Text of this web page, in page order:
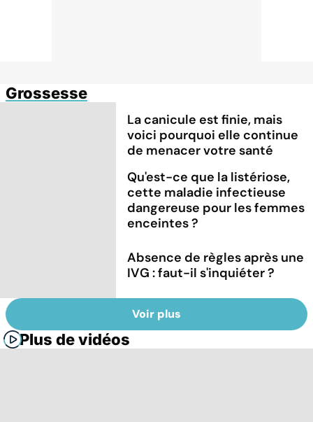
Grossesse
La canicule est finie, mais
voici pourquoi elle continue
de menacer votre santé
Qu'est-ce que la listériose,
cette maladie infectieuse
dangereuse pour les femmes
enceintes ?
Absence de règles après une
IVG : faut-il s'inquiéter ?
Voir plus
Plus de vidéos